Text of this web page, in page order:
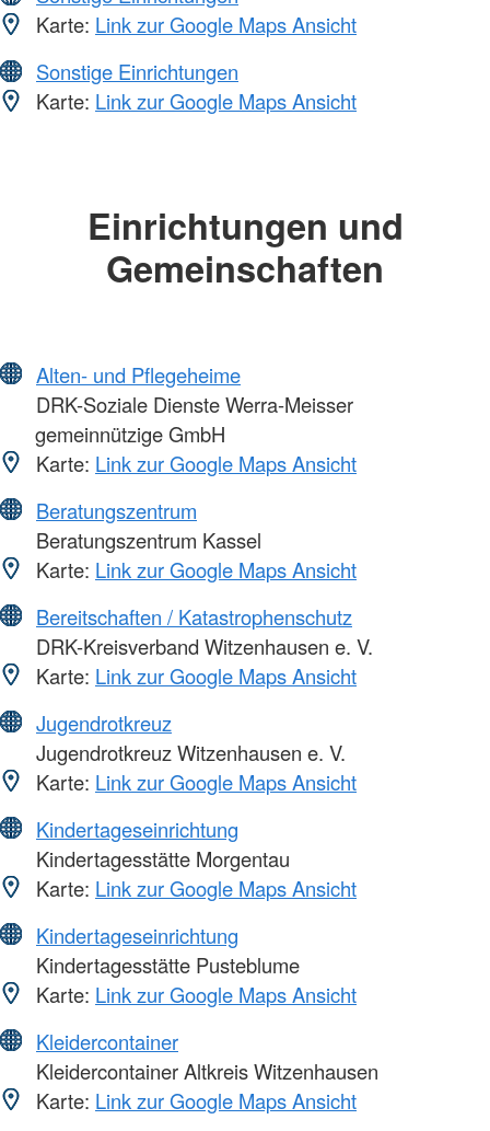
Karte: Link zur Google Maps Ansicht
Sonstige Einrichtungen
Karte: Link zur Google Maps Ansicht
Einrichtungen und
Gemeinschaften
Alten- und Pflegeheime
DRK-Soziale Dienste Werra-Meisser
gemeinnützige GmbH
Karte: Link zur Google Maps Ansicht
Beratungszentrum
Beratungszentrum Kassel
Karte: Link zur Google Maps Ansicht
Bereitschaften / Katastrophenschutz
DRK-Kreisverband Witzenhausen e. V.
Karte: Link zur Google Maps Ansicht
Jugendrotkreuz
Jugendrotkreuz Witzenhausen e. V.
Karte: Link zur Google Maps Ansicht
Kindertageseinrichtung
Kindertagesstätte Morgentau
Karte: Link zur Google Maps Ansicht
Kindertageseinrichtung
Kindertagesstätte Pusteblume
Karte: Link zur Google Maps Ansicht
Kleidercontainer
Kleidercontainer Altkreis Witzenhausen
Karte: Link zur Google Maps Ansicht